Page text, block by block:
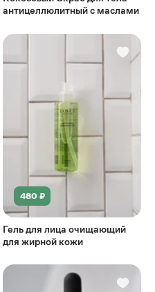
антицеллюлитный с маслами
480 ₽
Гель для лица очищающий
для жирной кожи